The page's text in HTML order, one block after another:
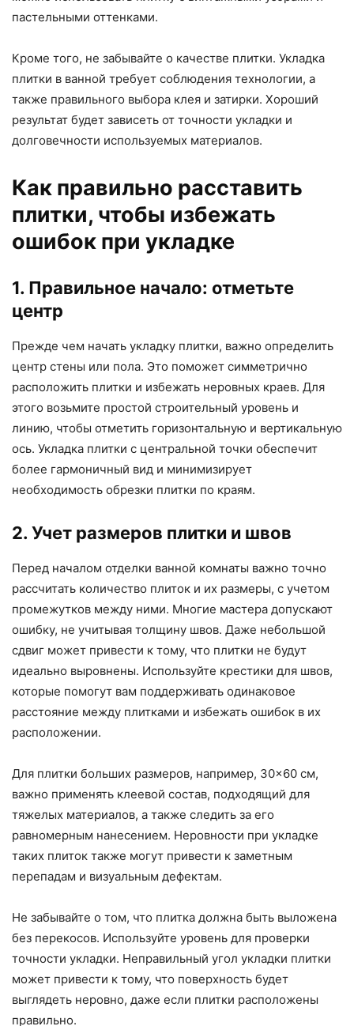
пастельными оттенками.
Кроме того, не забывайте о качестве плитки. Укладка
плитки в ванной требует соблюдения технологии, а
также правильного выбора клея и затирки. Хороший
результат будет зависеть от точности укладки и
долговечности используемых материалов.
Как правильно расставить
плитки, чтобы избежать
ошибок при укладке
1. Правильное начало: отметьте
центр
Прежде чем начать укладку плитки, важно определить
центр стены или пола. Это поможет симметрично
расположить плитки и избежать неровных краев. Для
этого возьмите простой строительный уровень и
линию, чтобы отметить горизонтальную и вертикальную
ось. Укладка плитки с центральной точки обеспечит
более гармоничный вид и минимизирует
необходимость обрезки плитки по краям.
2. Учет размеров плитки и швов
Перед началом отделки ванной комнаты важно точно
рассчитать количество плиток и их размеры, с учетом
промежутков между ними. Многие мастера допускают
ошибку, не учитывая толщину швов. Даже небольшой
сдвиг может привести к тому, что плитки не будут
идеально выровнены. Используйте крестики для швов,
которые помогут вам поддерживать одинаковое
расстояние между плитками и избежать ошибок в их
расположении.
Для плитки больших размеров, например, 30×60 см,
важно применять клеевой состав, подходящий для
тяжелых материалов, а также следить за его
равномерным нанесением. Неровности при укладке
таких плиток также могут привести к заметным
перепадам и визуальным дефектам.
Не забывайте о том, что плитка должна быть выложена
без перекосов. Используйте уровень для проверки
точности укладки. Неправильный угол укладки плитки
может привести к тому, что поверхность будет
выглядеть неровно, даже если плитки расположены
правильно.